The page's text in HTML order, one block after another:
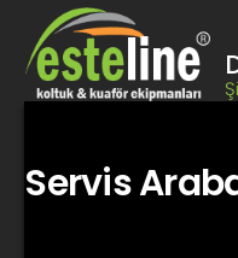
Servis
Kuaför Koltuğu, Berber
Salonu Tasarımı, Kuaför